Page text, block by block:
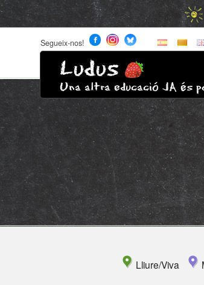
Segueix-nos!
Ludus
Una altra educació JA és
Lliure/Viva